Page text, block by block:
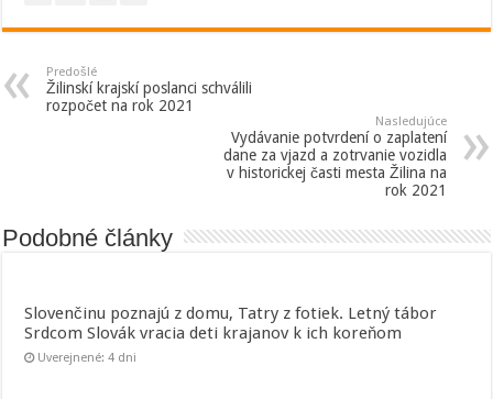
Predošlé
Žilinskí krajskí poslanci schválili
rozpočet na rok 2021
Nasledujúce
Vydávanie potvrdení o zaplatení
dane za vjazd a zotrvanie vozidla
v historickej časti mesta Žilina na
rok 2021
Podobné články
Slovenčinu poznajú z domu, Tatry z fotiek. Letný tábor
Srdcom Slovák vracia deti krajanov k ich koreňom
Uverejnené: 4 dni